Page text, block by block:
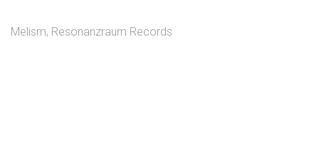
Melism, Resonanzraum Records